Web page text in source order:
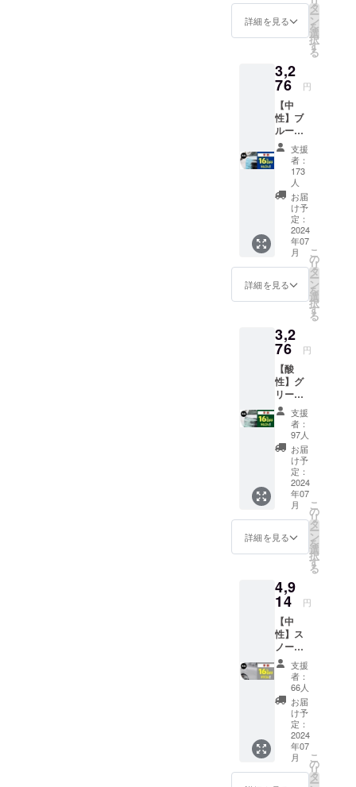
ショッ
トとバ
ブルシ
は別売
りで
す。
の対応
言語：
・保証
期間：1
年保証
体） ・
素材：
・取扱
説明書
の有 ・
取扱説
明書の
対応言
語：日
本語 ・
保証期
間：1年
保証
につい
て ・名
ル
ショッ
ト
（ショ
ットシ
リー
ズ） ・
素材：
鉄 ・取
扱説明
書：有
・取扱
説明書
の対応
言語：
日本語
期間：
30日間
（16%
OFF) 1.
報 ・
メー
カーの
所在
地：日
本 ・法
人名：
（株）
NAGAR
品概要
につい
て ・名
称：
イー
ジーポ
シュ ブ
ラック
・仕
様：ダ
ブルア
クショ
ン、
3,000~5
,000回
転/毎分
・付属
品：専
用ケー
ス、ブ
ラック
カット
（コン
ド
剤）、
枚、ポ
イント
バフ1
枚、タ
オル ・
取扱説
明書：
有 ・取
扱説明
書の対
応言
語：日
本語 ・
保証期
間：1年
詳細を見る
タ
ー
ン
を
選
択
す
る
3,2
76 円
【中
性】ブ
ルー
ニュー
トラル
バブル
早割：
3,276円
（16%
OFF) 1.
本商品
のメー
カー情
報 ・
メー
本 ・法
人名：
（株）
NAGAR
A 2.商
品概要
につい
て ・名
称：ブ
ルー
ニュー
トラル
バブル
・成
分：中
性カー
シャン
500ml
・取扱
説明
書：有
・取扱
説明書
の対応
言語：
日本語
・保証
期間：
30日間
支援
者：
173
人
お届
け予
定：
2024
年07
月
詳細を見る
こ
の
リ
タ
ー
ン
を
選
択
す
る
3,2
76 円
【酸
性】グ
リーン
アシッ
ドバブ
割：
3,276円
（16%
OFF) 1.
本商品
のメー
カー情
報 ・
メー
カーの
地：日
本 ・法
人名：
（株）
NAGAR
A 2.商
品概要
につい
て ・名
称：グ
リーン
アシッ
ドバブ
ル ・成
分：酸
性カー
支援
者：
97人
お届
け予
定：
2024
年07
月
詳細を見る
こ
の
リ
タ
ー
ン
を
選
択
す
る
4,9
14 円
【中
性】ス
ノー
コー
ティン
グバブ
ル 早
割：
4,914円
（16%
OFF) 1.
本商品
のメー
支援
者：
66人
お届
け予
定：
2024
年07
月
こ
の
リ
タ
ー